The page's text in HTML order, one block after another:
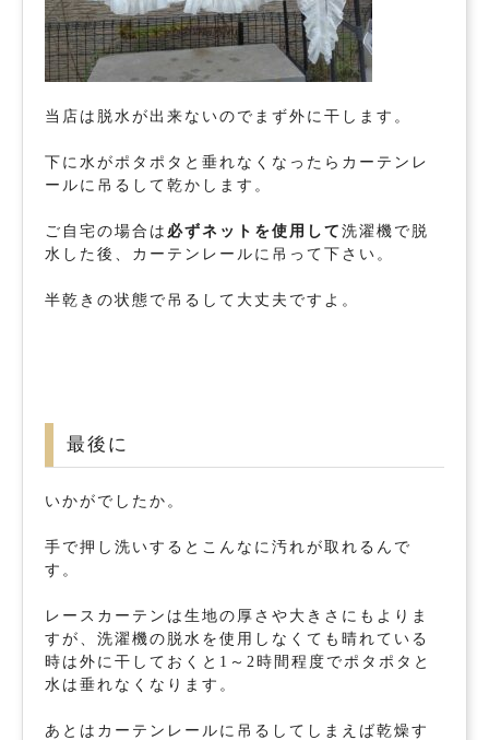
当店は脱水が出来ないのでまず外に干します。
下に水がポタポタと垂れなくなったらカーテンレ
ールに吊るして乾かします。
ご自宅の場合は 必ずネットを使用して 洗濯機で脱
水した後、カーテンレールに吊って下さい。
半乾きの状態で吊るして大丈夫ですよ。
最後に
いかがでしたか。
手で押し洗いするとこんなに汚れが取れるんで
す。
レースカーテンは生地の厚さや大きさにもよりま
すが、洗濯機の脱水を使用しなくても晴れている
時は外に干しておくと1～2時間程度でポタポタと
水は垂れなくなります。
あとはカーテンレールに吊るしてしまえば乾燥す